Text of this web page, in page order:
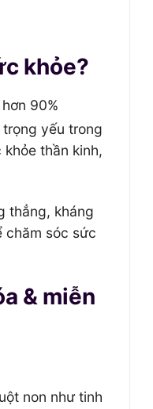
khỏe?
90%
yếu trong
thần kinh,
thẳng, kháng
chăm sóc sức
& miễn
non như tinh